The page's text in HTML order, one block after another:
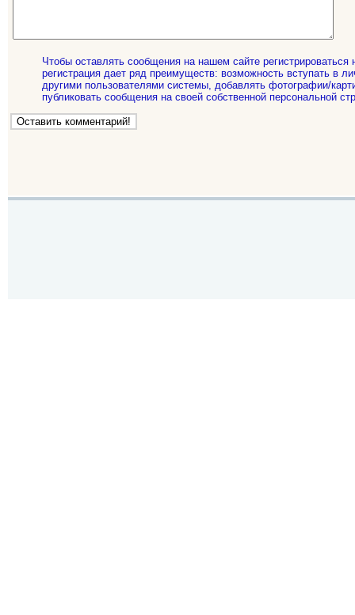
Чтобы оставлять сообщения на нашем сайте регистрироваться
регистрация дает ряд преимуществ: возможность вступать в
другими пользователями системы, добавлять фотографии/
публиковать сообщения на своей собственной персональной